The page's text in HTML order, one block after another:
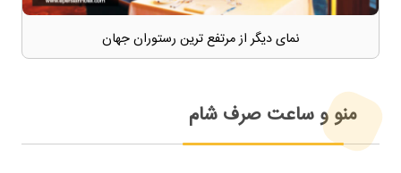
نمای دیگر از مرتفع ترین رستوران جهان
منو و ساعت صرف شام